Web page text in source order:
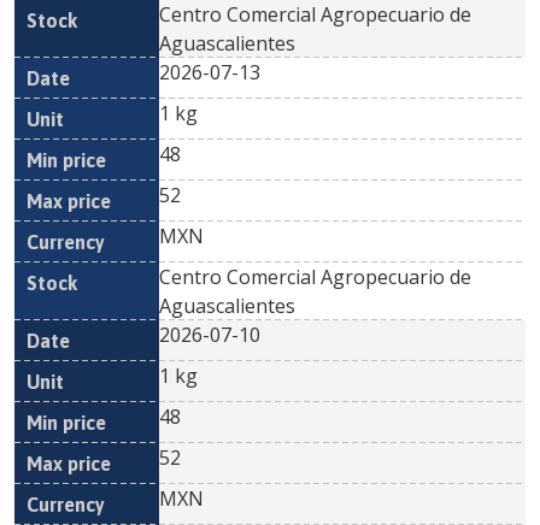
Centro Comercial Agropecuario de
Aguascalientes
2026-07-13
1 kg
48
52
MXN
Centro Comercial Agropecuario de
Aguascalientes
2026-07-10
1 kg
48
52
MXN